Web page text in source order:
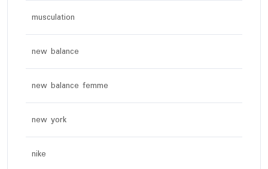
musculation
new balance
new balance femme
new york
nike